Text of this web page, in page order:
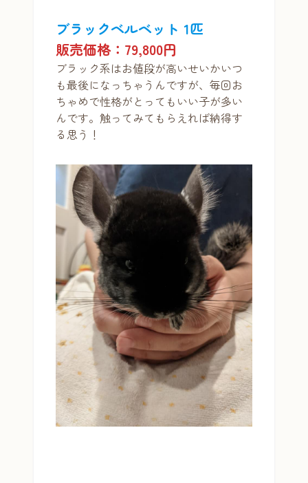
ブラックベルベット 1匹
販売価格：79,800円
ブラック系はお値段が高いせいかいつ
も最後になっちゃうんですが、毎回お
ちゃめで性格がとってもいい子が多い
んです。触ってみてもらえれば納得す
る思う！